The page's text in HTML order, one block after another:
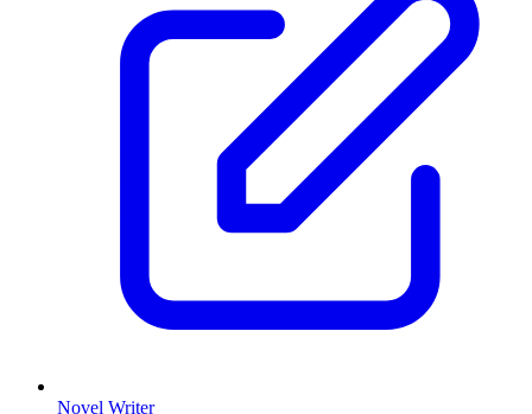
Novel Writer